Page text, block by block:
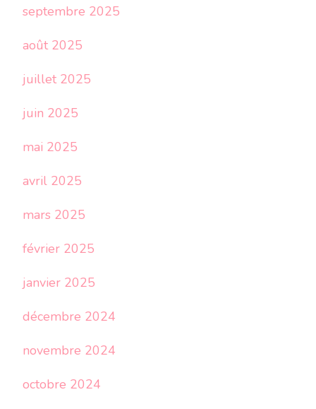
septembre 2025
août 2025
juillet 2025
juin 2025
mai 2025
avril 2025
mars 2025
février 2025
janvier 2025
décembre 2024
novembre 2024
octobre 2024